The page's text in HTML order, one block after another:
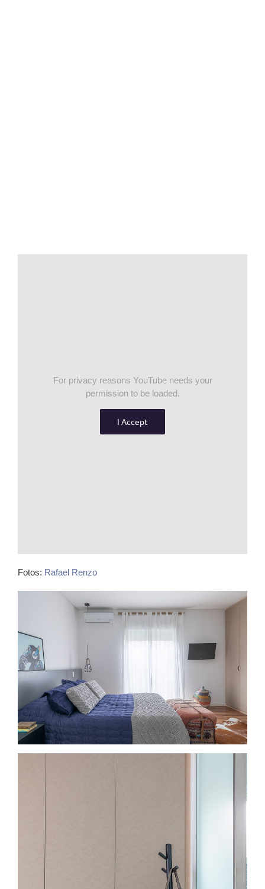
For privacy reasons YouTube needs your
permission to be loaded.
I Accept
Fotos: Rafael Renzo